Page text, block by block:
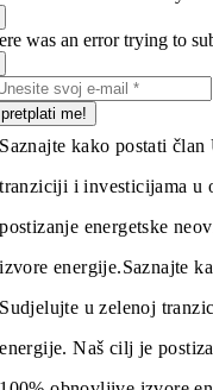
was an error trying to
pretplati me!
Saznajte kako postati
tranziciji i investicijama u
postizanje energetske
izvore energije.Saznajte
Sudjelujte u zelenoj
energije. Naš cilj je